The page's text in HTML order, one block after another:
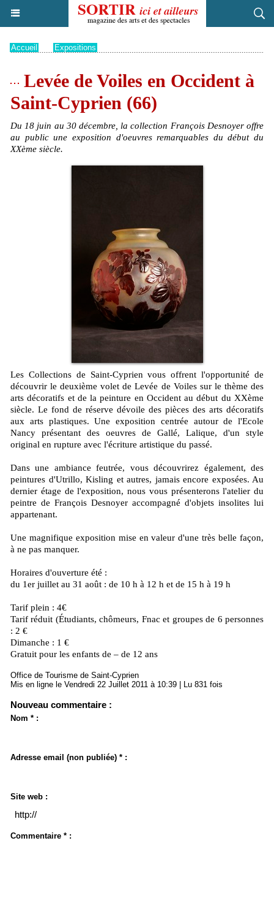
Accueil Expositions
Levée de Voiles en Occident à
Saint-Cyprien (66)
Du 18 juin au 30 décembre, la collection François Desnoyer offre
au public une exposition d'oeuvres remarquables du début du
XXème siècle.
Les Collections de Saint-Cyprien vous offrent l'opportunité de
découvrir le deuxième volet de Levée de Voiles sur le thème des
arts décoratifs et de la peinture en Occident au début du XXème
siècle. Le fond de réserve dévoile des pièces des arts décoratifs
aux arts plastiques. Une exposition centrée autour de l'Ecole
Nancy présentant des oeuvres de Gallé, Lalique, d'un style
original en rupture avec l'écriture artistique du passé.
Dans une ambiance feutrée, vous découvrirez également, des
peintures d'Utrillo, Kisling et autres, jamais encore exposées. Au
dernier étage de l'exposition, nous vous présenterons l'atelier du
peintre de François Desnoyer accompagné d'objets insolites lui
appartenant.
Une magnifique exposition mise en valeur d'une très belle façon,
à ne pas manquer.
Horaires d'ouverture été :
du 1er juillet au 31 août : de 10 h à 12 h et de 15 h à 19 h
Tarif plein : 4€
Tarif réduit (Étudiants, chômeurs, Fnac et groupes de 6 personnes
: 2 €
Dimanche : 1 €
Gratuit pour les enfants de – de 12 ans
Office de Tourisme de Saint-Cyprien
Mis en ligne le Vendredi 22 Juillet 2011 à 10:39 | Lu 831 fois
Nouveau commentaire :
Nom * :
Adresse email (non publiée) * :
Site web :
Commentaire * :